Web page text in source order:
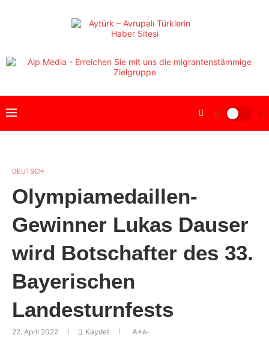
DEUTSCH
Olympiamedaillen-
Gewinner Lukas Dauser
wird Botschafter des 33.
Bayerischen
Landesturnfests
22. April 2022 Kaydet A+A-